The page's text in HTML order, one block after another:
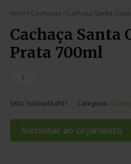
Início / Cachaças / Cachaça Santa
Cachaça Santa
Prata 700ml
SKU: 1c65cef3dfd1 Categoria:
Adicionar ao orçamento